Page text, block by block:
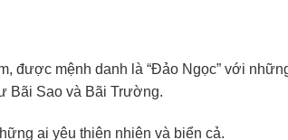
được mệnh danh là “Đảo Ngọc” với
Bãi Sao và Bãi Trường.
ai yêu thiên nhiên và biển cả.